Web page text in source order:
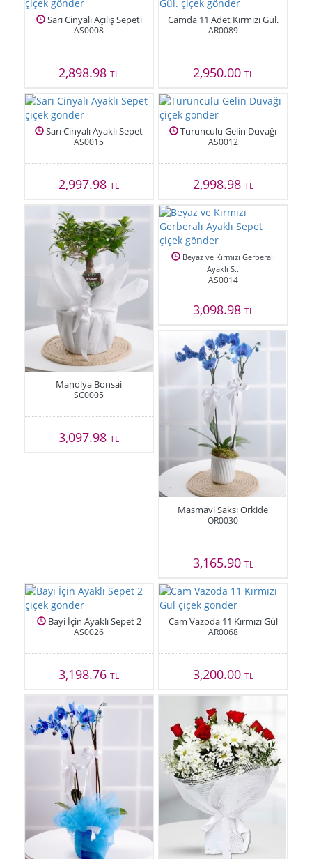
Sarı Cinyalı Açılış Sepeti
AS0008
2,898.98TL
Camda 11 Adet Kırmızı Gül.
AR0089
2,950.00 TL
Sarı Cinyalı Ayaklı Sepet
AS0015
2,997.98TL
Turunculu Gelin Duvağı
AS0012
2,998.98 TL
Manolya Bonsai
SC0005
3,097.98TL
Beyaz ve Kırmızı Gerberalı
Ayaklı S..
AS0014
3,098.98 TL
Masmavi Saksı Orkide
OR0030
3,165.90 TL
Bayi İçin Ayaklı Sepet 2
AS0026
3,198.76TL
Cam Vazoda 11 Kırmızı Gül
AR0068
3,200.00 TL